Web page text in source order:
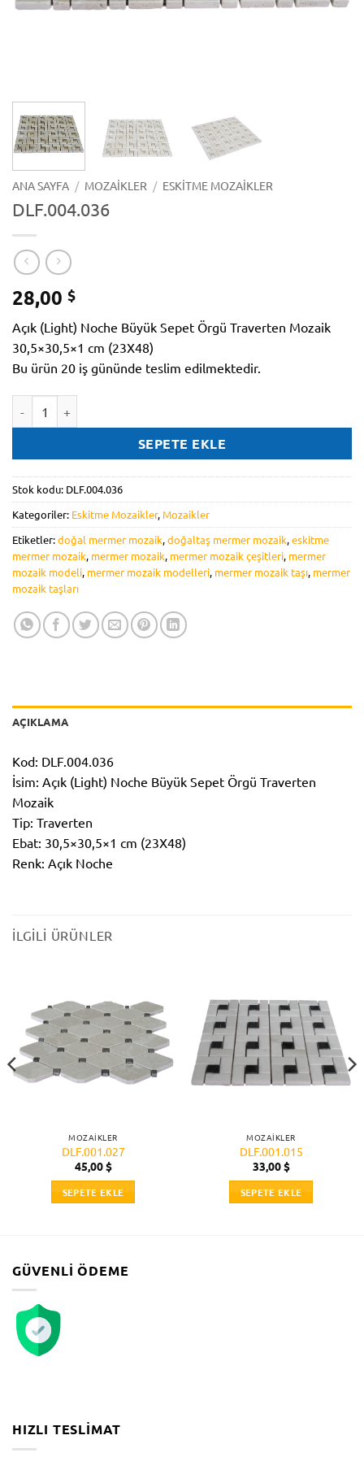
ANA SAYFA / MOZAIKLER / ESKITME MOZAIKLER
DLF.004.036
28,00 $
Açık (Light) Noche Büyük Sepet Örgü Traverten Mozaik
30,5×30,5×1 cm (23X48)
Bu ürün 20 iş gününde teslim edilmektedir.
SEPETE EKLE
Stok kodu: DLF.004.036
Kategoriler: Eskitme Mozaikler, Mozaikler
Etiketler:doğal mermer mozaik,doğaltaş mermer mozaik,eskitme
mermer mozaik, mermer mozaik, mermer mozaik çeşitleri, mermer
mozaik modeli, mermer mozaik modelleri, mermer mozaik taşı, mermer
mozaik taşları
AÇIKLAMA
Kod: DLF.004.036
İsim: Açık (Light) Noche Büyük Sepet Örgü Traverten
Mozaik
Tip: Traverten
Ebat: 30,5×30,5×1 cm (23X48)
Renk: Açık Noche
İLGILI ÜRÜNLER
MOZAIKLER
DLF.001.027
45,00$
SEPETE EKLE
MOZAIKLER
DLF.001.015
33,00$
SEPETE EKLE
GÜVENLI ÖDEME
HIZLI TESLIMAT